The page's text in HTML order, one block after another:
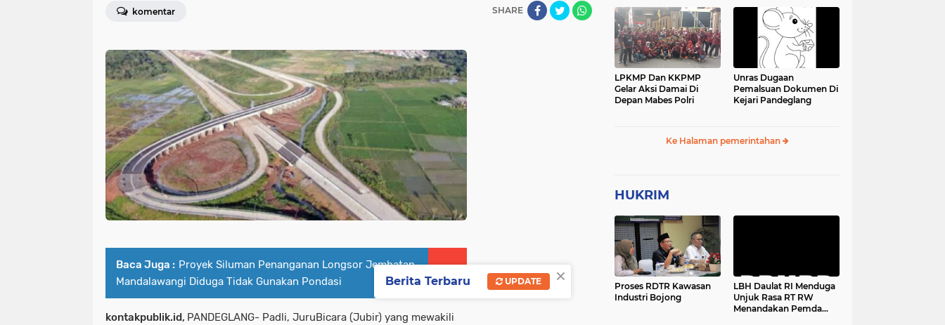
komentar SHARE
Baca Juga : Proyek Siluman Penanganan Longsor Jembatan
Mandalawangi Diduga Tidak Gunakan Pondasi
kontakpublik.id, PANDEGLANG- Padli, JuruBicara (Jubir) yang mewakili
Kemana Kepala DPMPD
LPKMP Dan KKPMP
Gelar Aksi Damai Di
Depan Mabes Polri
Unras Dugaan
Pemalsuan Dokumen Di
Kejari Pandeglang
Ke Halaman pemerintahan
HUKRIM
Proses RDTR Kawasan
Industri Bojong
LBH Daulat RI Menduga
Unjuk Rasa RT RW
Menandakan Pemda
×
Berita Terbaru UPDATE